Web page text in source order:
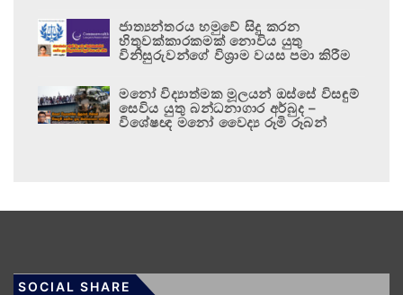
ජාත්‍යන්තරය හමුවේ සිදු කරන
හිතුවක්කාරකමක් නොවිය යුතු
විනිසුරුවන්ගේ විශ්‍රාම වයස පමා කිරීම
මනෝ විද්‍යාත්මක මූලයන් ඔස්සේ විසඳුම්
සෙවිය යුතු බන්ධනාගාර අර්බුද –
විශේෂඥ මනෝ වෛද්‍ය රූමි රූබන්
SOCIAL SHARE